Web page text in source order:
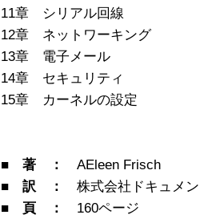
11章 シリアル回線
12章 ネットワーキング
13章 電子メール
14章 セキュリティ
15章 カーネルの設定
■ 著 ： AEleen Frisch
■ 訳 ： 株式会社ドキュメン
■ 頁 ： 160ページ